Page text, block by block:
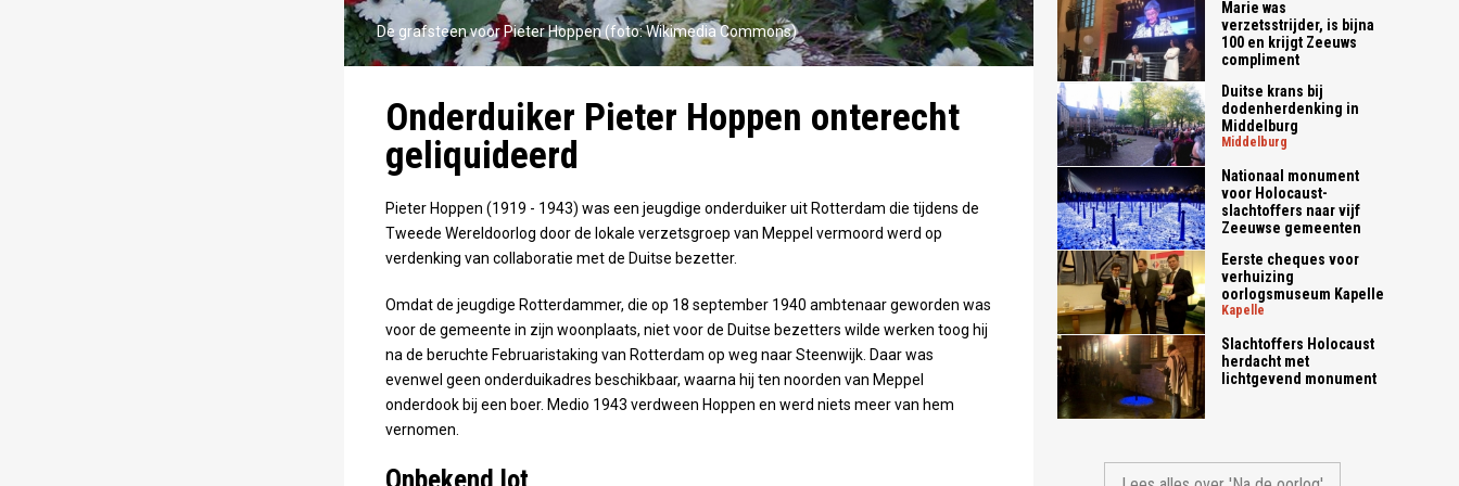
De grafsteen voor Pieter Hoppen (foto: Wikimedia Commons)
Onderduiker Pieter Hoppen onterecht
geliquideerd
Pieter Hoppen (1919 - 1943) was een jeugdige onderduiker uit Rotterdam die tijdens de
Tweede Wereldoorlog door de lokale verzetsgroep van Meppel vermoord werd op
verdenking van collaboratie met de Duitse bezetter.
Omdat de jeugdige Rotterdammer, die op 18 september 1940 ambtenaar geworden was
voor de gemeente in zijn woonplaats, niet voor de Duitse bezetters wilde werken toog hij
na de beruchte Februaristaking van Rotterdam op weg naar Steenwijk. Daar was
evenwel geen onderduikadres beschikbaar, waarna hij ten noorden van Meppel
onderdook bij een boer. Medio 1943 verdween Hoppen en werd niets meer van hem
vernomen.
Marie was
verzetsstrijder, is bijna
100 en krijgt Zeeuws
compliment
Duitse krans bij
dodenherdenking in
Middelburg
middelburg
Nationaal monument
voor Holocaust-
slachtoffers naar vijf
Zeeuwse gemeenten
Eerste cheques voor
verhuizing
oorlogsmuseum Kapelle
kapelle
Slachtoffers Holocaust
herdacht met
lichtgevend monument